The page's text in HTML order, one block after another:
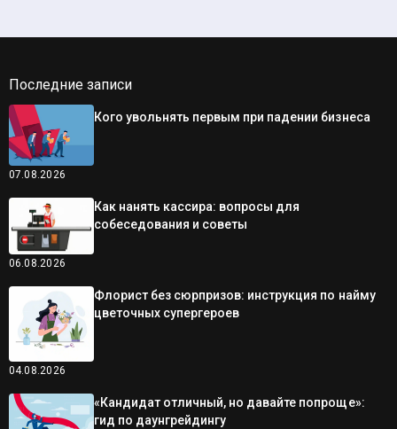
Последние записи
07.08.2026
Кого увольнять первым при падении бизнеса
06.08.2026
Как нанять кассира: вопросы для
собеседования и советы
04.08.2026
Флорист без сюрпризов: инструкция по найму
цветочных супергероев
«Кандидат отличный, но давайте попроще»:
гид по даунгрейдингу